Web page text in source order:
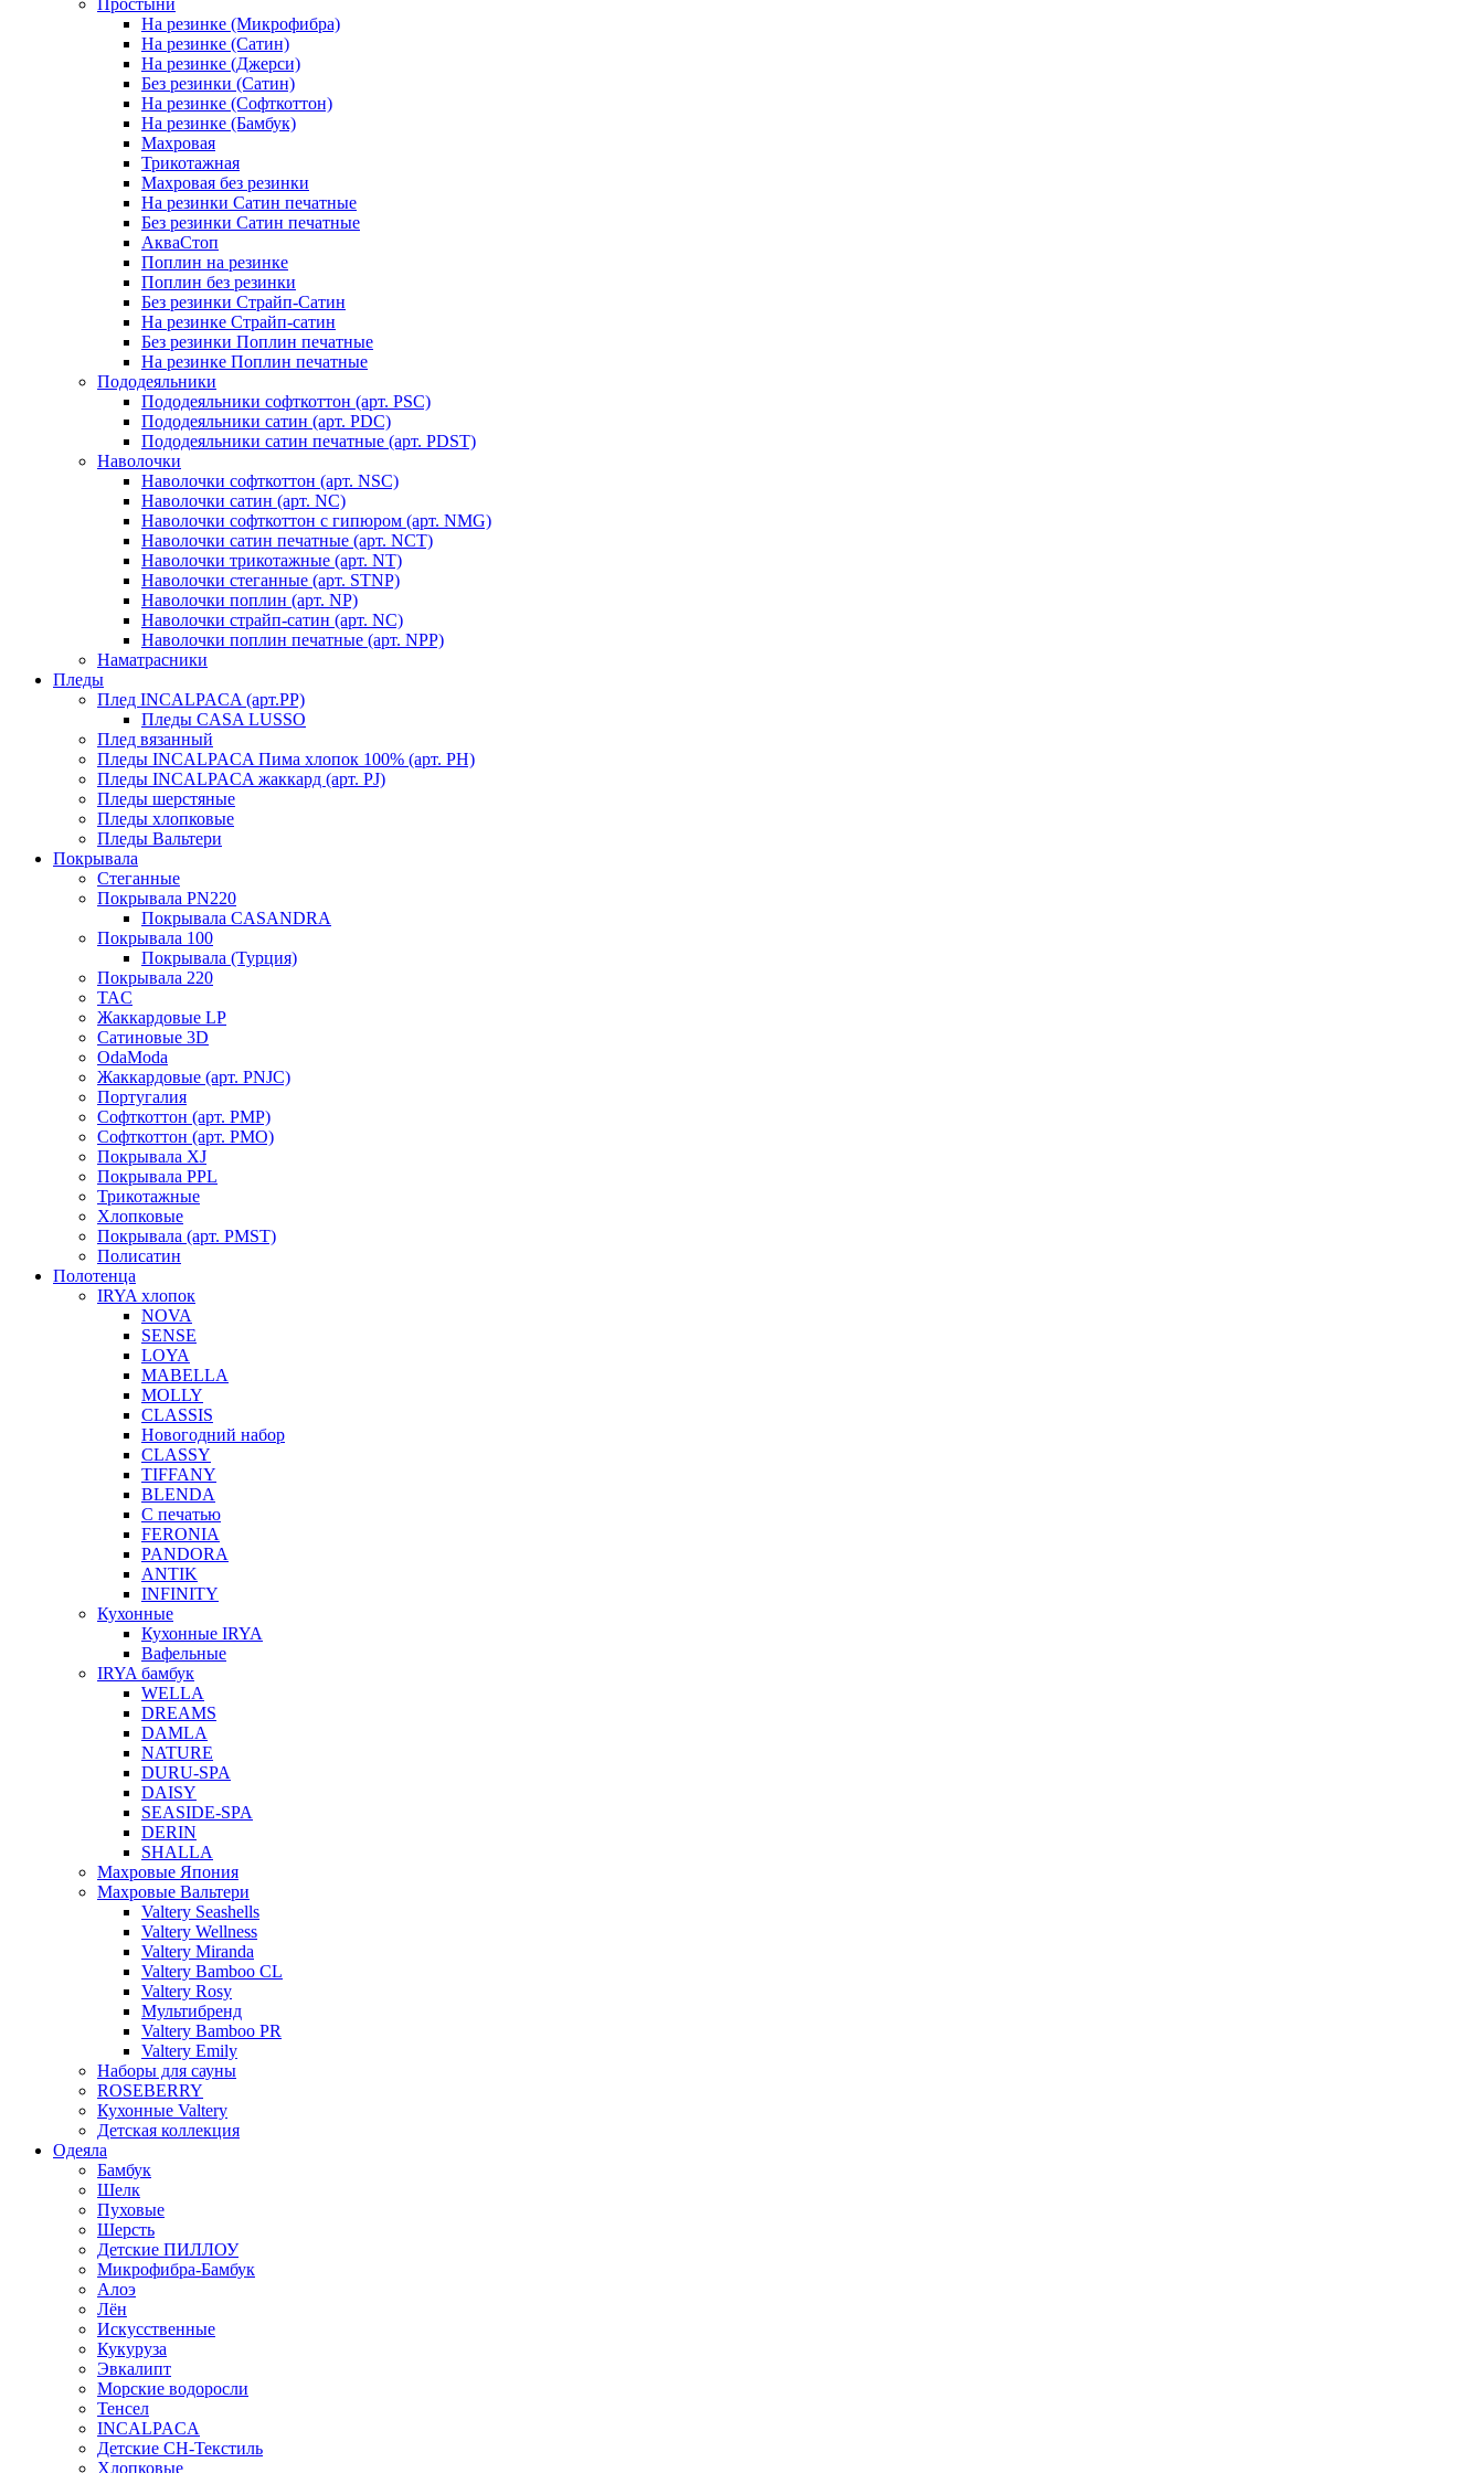
Простыни
На резинке (Микрофибра)
На резинке (Сатин)
На резинке (Джерси)
Без резинки (Сатин)
На резинке (Софткоттон)
На резинке (Бамбук)
Махровая
Трикотажная
Махровая без резинки
На резинки Сатин печатные
Без резинки Сатин печатные
АкваСтоп
Поплин на резинке
Поплин без резинки
Без резинки Страйп-Сатин
На резинке Страйп-сатин
Без резинки Поплин печатные
На резинке Поплин печатные
Пододеяльники
Пододеяльники софткоттон (арт. PSC)
Пододеяльники сатин (арт. PDC)
Пододеяльники сатин печатные (арт. PDST)
Наволочки
Наволочки софткоттон (арт. NSC)
Наволочки сатин (арт. NC)
Наволочки софткоттон с гипюром (арт. NMG)
Наволочки сатин печатные (арт. NCT)
Наволочки трикотажные (арт. NT)
Наволочки стеганные (арт. STNP)
Наволочки поплин (арт. NP)
Наволочки страйп-сатин (арт. NC)
Наволочки поплин печатные (арт. NPP)
Наматрасники
Пледы
Плед INCALPACA (арт.PP)
Пледы CASA LUSSO
Плед вязанный
Пледы INCALPACA Пима хлопок 100% (арт. PH)
Пледы INCALPACA жаккард (арт. PJ)
Пледы шерстяные
Пледы хлопковые
Пледы Вальтери
Покрывала
Стеганные
Покрывала PN220
Покрывала CASANDRA
Покрывала 100
Покрывала (Турция)
Покрывала 220
TAC
Жаккардовые LP
Сатиновые 3D
OdaModa
Жаккардовые (арт. PNJC)
Португалия
Софткоттон (арт. PMP)
Софткоттон (арт. PMO)
Покрывала XJ
Покрывала PPL
Трикотажные
Хлопковые
Покрывала (арт. PMST)
Полисатин
Полотенца
IRYA хлопок
NOVA
SENSE
LOYA
MABELLA
MOLLY
CLASSIS
Новогодний набор
CLASSY
TIFFANY
BLENDA
С печатью
FERONIA
PANDORA
ANTIK
INFINITY
Кухонные
Кухонные IRYA
Вафельные
IRYA бамбук
WELLA
DREAMS
DAMLA
NATURE
DURU-SPA
DAISY
SEASIDE-SPA
DERIN
SHALLA
Махровые Япония
Махровые Вальтери
Valtery Seashells
Valtery Wellness
Valtery Miranda
Valtery Bamboo CL
Valtery Rosy
Мультибренд
Valtery Bamboo PR
Valtery Emily
Наборы для сауны
ROSEBERRY
Кухонные Valtery
Детская коллекция
Одеяла
Бамбук
Шелк
Пуховые
Шерсть
Детские ПИЛЛОУ
Микрофибра-Бамбук
Алоэ
Лён
Искусственные
Кукуруза
Эвкалипт
Морские водоросли
Тенсел
INCALPACA
Детские СН-Текстиль
Хлопковые